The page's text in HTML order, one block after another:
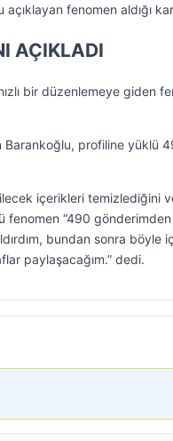
fenomen aldığı
AÇIKLADI
bir düzenlemeye giden
Barankoğlu, profiline yüklü
içerikleri temizlediğini
fenomen “490
bundan sonra böyle
paylaşacağım.” dedi.